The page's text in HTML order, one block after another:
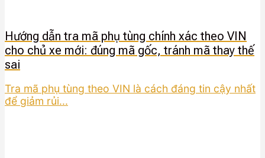
Hướng dẫn tra mã phụ tùng chính xác theo VIN
cho chủ xe mới: đúng mã gốc, tránh mã thay thế
sai
Tra mã phụ tùng theo VIN là cách đáng tin cậy nhất
để giảm rủi...